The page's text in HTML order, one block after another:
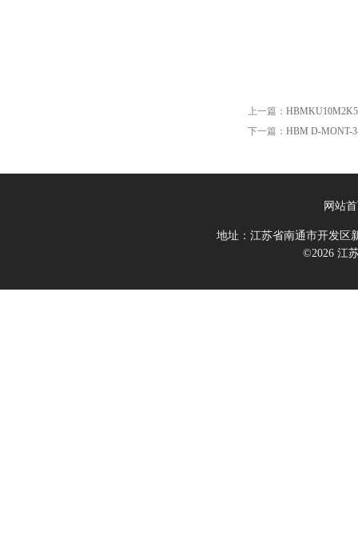
上一篇：
下一篇： HBM D-MONT-
网站
地址：江苏省南通市开发区
©2026 江